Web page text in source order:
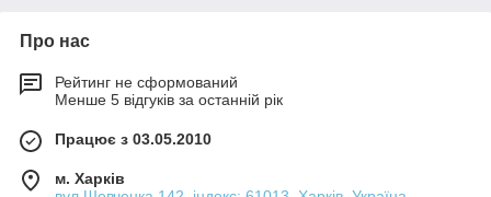
Про нас
Рейтинг не сформований
Менше 5 відгуків за останній рік
Працює з 03.05.2010
м. Харків